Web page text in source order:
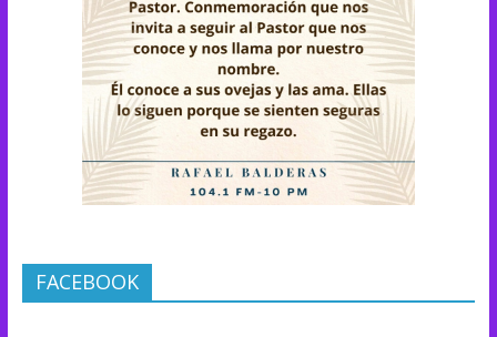
FACEBOOK